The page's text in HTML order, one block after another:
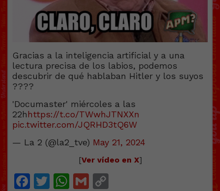
Gracias a la inteligencia artificial y a una
lectura precisa de los labios, podemos
descubrir de qué hablaban Hitler y los suyos
????
'Documaster' miércoles a las
22hhttps://t.co/TWwhJTNXXn
pic.twitter.com/JQRHD3tQ6W
— La 2 (@la2_tve) May 21, 2024
[Ver vídeo en X]
Facebook
Twitter
WhatsApp
Gmail